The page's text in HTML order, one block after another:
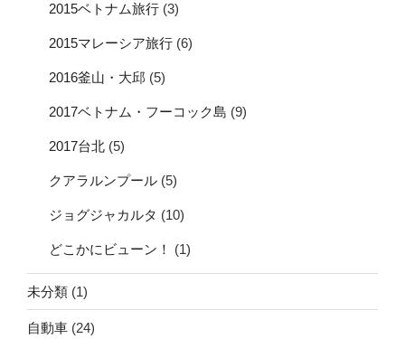
2015ベトナム旅行 (3)
2015マレーシア旅行 (6)
2016釜山・大邱 (5)
2017ベトナム・フーコック島 (9)
2017台北 (5)
クアラルンプール (5)
ジョグジャカルタ (10)
どこかにビューン！ (1)
未分類 (1)
自動車 (24)